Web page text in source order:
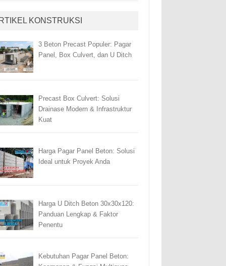
KONSTRUKSI
3 Beton Precast Populer: Pagar
Panel, Box Culvert, dan U Ditch
Precast Box Culvert: Solusi
Drainase Modern & Infrastruktur
Kuat
Harga Pagar Panel Beton: Solusi
Ideal untuk Proyek Anda
Harga U Ditch Beton 30x30x120:
Panduan Lengkap & Faktor
Penentu
Kebutuhan Pagar Panel Beton: